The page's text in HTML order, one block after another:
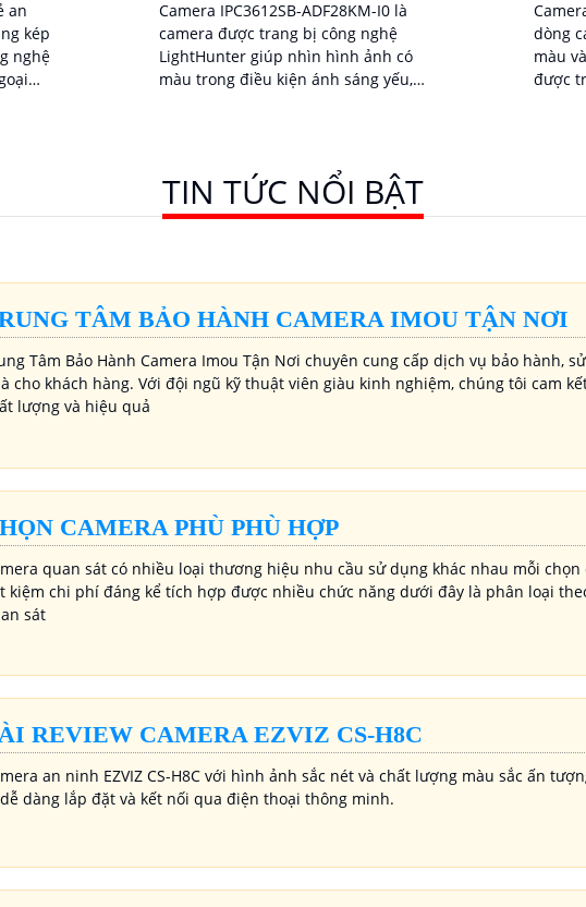
an
kép
nghệ
Camera IPC3612SB-ADF28KM-I0 là
camera được trang bị công nghệ
LightHunter giúp nhìn hình ảnh có
màu trong điều kiện ánh sáng yếu,
WDR 120db, chuẩn nén Ultra265
dòng
màu
được
TIN TỨC NỔI BẬT
TÂM BẢO HÀNH CAMERA IMOU TẬN NƠI
Tâm Bảo Hành Camera Imou Tận Nơi chuyên cung cấp dịch vụ bảo hành,
cho khách hàng. Với đội ngũ kỹ thuật viên giàu kinh nghiệm, chúng tôi cam
lượng và hiệu quả
CAMERA PHÙ PHÙ HỢP
quan sát có nhiều loại thương hiệu nhu cầu sử dụng khác nhau mỗi
kiệm chi phí đáng kể tích hợp được nhiều chức năng dưới đây là phân loại
sát
REVIEW CAMERA EZVIZ CS-H8C
an ninh EZVIZ CS-H8C với hình ảnh sắc nét và chất lượng màu sắc ấn
dàng lắp đặt và kết nối qua điện thoại thông minh.